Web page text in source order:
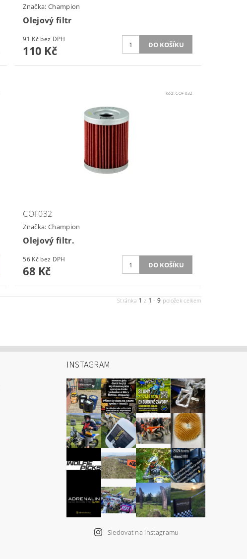
Značka: Champion
Olejový filtr
91 Kč bez DPH
110 Kč
Kód:COF 032
COF032
Značka: Champion
Olejový filtr.
56 Kč bez DPH
68 Kč
Stránka 1 z 1 -9 položek celkem
INSTAGRAM
Sledovat na Instagramu